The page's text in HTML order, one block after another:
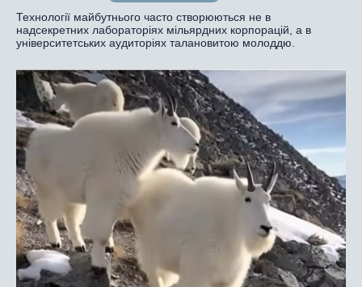
Технології майбутнього часто створюються не в
надсекретних лабораторіях мільярдних корпорацій, а в
університетських аудиторіях талановитою молоддю.